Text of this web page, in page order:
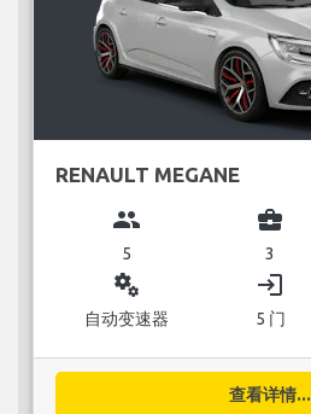
RENAULT MEGANE
group
5
business_center
3
miscellaneous_services
自动变速器
login
5 门
查看详情...